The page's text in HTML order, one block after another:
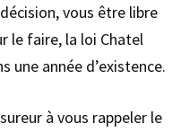
vous être libre
le faire, la loi Chatel
une année d’existence.
à vous rappeler le